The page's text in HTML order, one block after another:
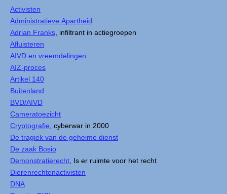
Activisten
Administratieve Apartheid
Adrian Franks , infiltrant in actiegroepen
Afluisteren
AIVD en vreemdelingen
AIZ-proces
Artikel 140
Buitenland
BVD/AIVD
Cameratoezicht
Cryptografie , cyberwar in 2000
De tragiek van de geheime dienst
De zaak Bosio
Demonstratierecht , Is er ruimte voor het recht
Dierenrechtenactivisten
DNA